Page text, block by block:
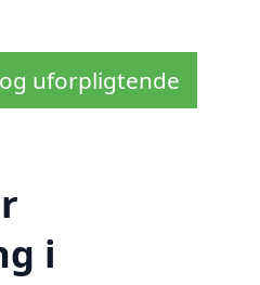
uforpligtende
i